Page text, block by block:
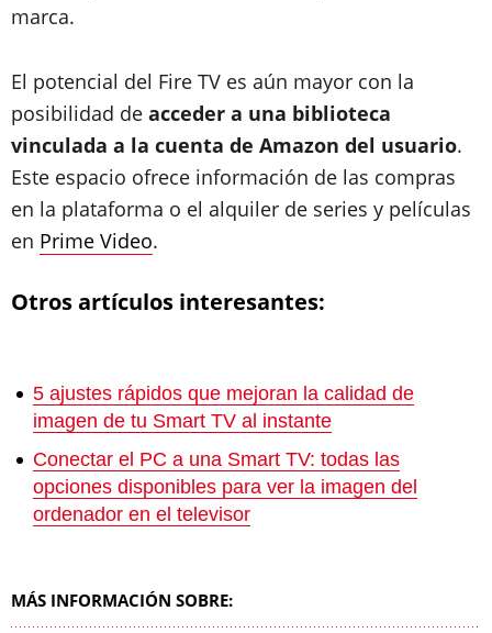
marca.
El potencial del Fire TV es aún mayor con la
posibilidad de acceder a una biblioteca
vinculada a la cuenta de Amazon del usuario.
Este espacio ofrece información de las compras
en la plataforma o el alquiler de series y películas
en Prime Video.
Otros artículos interesantes:
5 ajustes rápidos que mejoran la calidad de
imagen de tu Smart TV al instante
Conectar el PC a una Smart TV: todas las
opciones disponibles para ver la imagen del
ordenador en el televisor
MÁS INFORMACIÓN SOBRE: